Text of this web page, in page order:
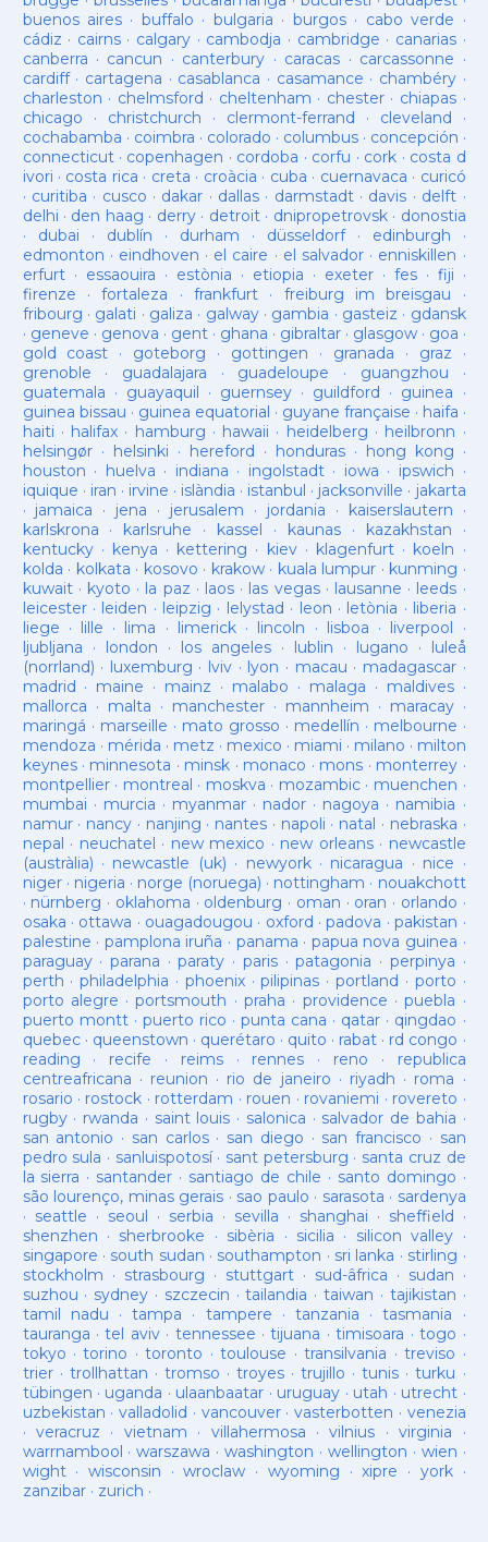
buenos aires· buffalo · bulgaria · burgos· cabo verde ·
cádiz · cairns· calgary · cambodja · cambridge · canarias·
canberra · cancun · canterbury · caracas · carcassonne ·
cardiff· cartagena · casablanca · casamance · chambéry·
charleston · chelmsford · cheltenham · chester· chiapas ·
chicago · christchurch · clermont-ferrand · cleveland ·
cochabamba · coimbra · colorado · columbus· concepción ·
connecticut· copenhagen · cordoba · corfu · cork · costa d
ivori · costa rica · creta · croàcia · cuba · cuernavaca · curicó
· curitiba · cusco · dakar · dallas · darmstadt· davis · delft ·
delhi · den haag · derry· detroit· dnipropetrovsk· donostia
· dubai · dublín · durham · düsseldorf· edinburgh ·
edmonton · eindhoven · el caire · el salvador · enniskillen ·
erfurt· essaouira · estònia · etiopia · exeter· fes· fiji ·
firenze ·fortaleza · frankfurt· freiburg im breisgau ·
fribourg · galati · galiza · galway· gambia · gasteiz · gdansk
· geneve · genova · gent· ghana · gibraltar· glasgow· goa ·
gold coast · goteborg · gottingen · granada · graz ·
grenoble · guadalajara · guadeloupe · guangzhou ·
guatemala · guayaquil · guernsey· guildford · guinea ·
guinea bissau · guinea equatorial · guyane française · haifa ·
haiti · halifax · hamburg · hawaii · heidelberg · heilbronn ·
helsingør· helsinki · hereford · honduras· hong kong ·
houston · huelva · indiana · ingolstadt· iowa · ipswich ·
iquique · iran · irvine · islàndia · istanbul · jacksonville · jakarta
· jamaica · jena · jerusalem · jordania · kaiserslautern ·
karlskrona · karlsruhe · kassel · kaunas· kazakhstan ·
kentucky· kenya · kettering · kiev· klagenfurt · koeln ·
kolda · kolkata · kosovo · krakow· kuala lumpur · kunming ·
kuwait· kyoto · la paz · laos· las vegas· lausanne · leeds ·
leicester· leiden · leipzig · lelystad · leon · letònia · liberia ·
liege · lille · lima · limerick· lincoln · lisboa · liverpool ·
ljubljana · london · los angeles· lublin · lugano · luleå
(norrland) · luxemburg · lviv · lyon · macau · madagascar·
madrid · maine · mainz · malabo · malaga · maldives·
mallorca · malta · manchester· mannheim · maracay·
maringá · marseille · mato grosso · medellín · melbourne ·
mendoza · mérida · metz · mexico · miami · milano · milton
keynes· minnesota · minsk · monaco · mons · monterrey ·
montpellier· montreal · moskva · mozambic· muenchen ·
mumbai · murcia · myanmar· nador · nagoya · namibia ·
namur· nancy · nanjing · nantes · napoli · natal · nebraska ·
nepal · neuchatel · new mexico · new orleans· newcastle
(austràlia) · newcastle (uk) · newyork· nicaragua · nice ·
niger· nigeria · norge (noruega) · nottingham · nouakchott
· nürnberg · oklahoma · oldenburg · oman · oran · orlando ·
osaka · ottawa · ouagadougou · oxford ·padova ·pakistan ·
palestine · pamplona iruña · panama · papua nova guinea ·
paraguay· parana ·paraty · paris·patagonia · perpinya ·
perth ·philadelphia · phoenix·pilipinas ·portland · porto ·
porto alegre ·portsmouth ·praha · providence ·puebla ·
puerto montt· puerto rico ·punta cana · qatar · qingdao ·
quebec· queenstown · querétaro · quito · rabat · rd congo ·
reading · recife · reims· rennes · reno · republica
centreafricana · reunion · rio de janeiro · riyadh · roma ·
rosario · rostock · rotterdam · rouen · rovaniemi · rovereto ·
rugby· rwanda · saint louis · salonica · salvador de bahia ·
san antonio · san carlos· san diego · san francisco · san
pedro sula · sanluispotosí· sant petersburg · santa cruz de
la sierra · santander · santiago de chile · santo domingo ·
são lourenço, minas gerais · sao paulo · sarasota · sardenya
· seattle · seoul · serbia · sevilla · shanghai · sheffield ·
shenzhen · sherbrooke · sibèria · sicilia · silicon valley ·
singapore · south sudan · southampton · sri lanka · stirling ·
stockholm · strasbourg · stuttgart· sud-âfrica · sudan ·
suzhou · sydney · szczecin ·tailandia ·taiwan · tajikistan ·
tamil nadu ·tampa · tampere · tanzania ·tasmania ·
tauranga ·tel aviv· tennessee ·tijuana ·timisoara ·togo ·
tokyo ·torino ·toronto ·toulouse ·transilvania ·treviso ·
trier· trollhattan · tromso · troyes·trujillo ·tunis ·turku ·
tübingen · uganda · ulaanbaatar · uruguay · utah · utrecht ·
uzbekistan · valladolid · vancouver· vasterbotten · venezia
· veracruz · vietnam · villahermosa ·vilnius ·virginia ·
warrnambool ·warszawa ·washington · wellington · wien ·
wight· wisconsin ·wroclaw · wyoming ·xipre · york·
zanzibar· zurich ·